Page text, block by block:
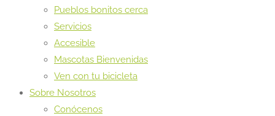
Pueblos bonitos cerca
Servicios
Accesible
Mascotas Bienvenidas
Ven con tu bicicleta
Sobre Nosotros
Conócenos